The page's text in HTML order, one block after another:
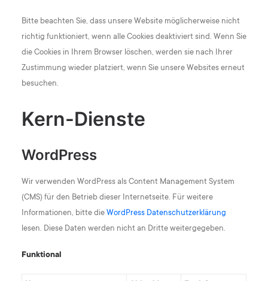
Bitte beachten Sie, dass unsere Website möglicherweise nicht
richtig funktioniert, wenn alle Cookies deaktiviert sind. Wenn Sie
die Cookies in Ihrem Browser löschen, werden sie nach Ihrer
Zustimmung wieder platziert, wenn Sie unsere Websites erneut
besuchen.
Kern-Dienste
WordPress
Wir verwenden WordPress als Content Management System
(CMS) für den Betrieb dieser Internetseite. Für weitere
Informationen, bitte die WordPress Datenschutzerklärung
lesen. Diese Daten werden nicht an Dritte weitergegeben.
Funktional